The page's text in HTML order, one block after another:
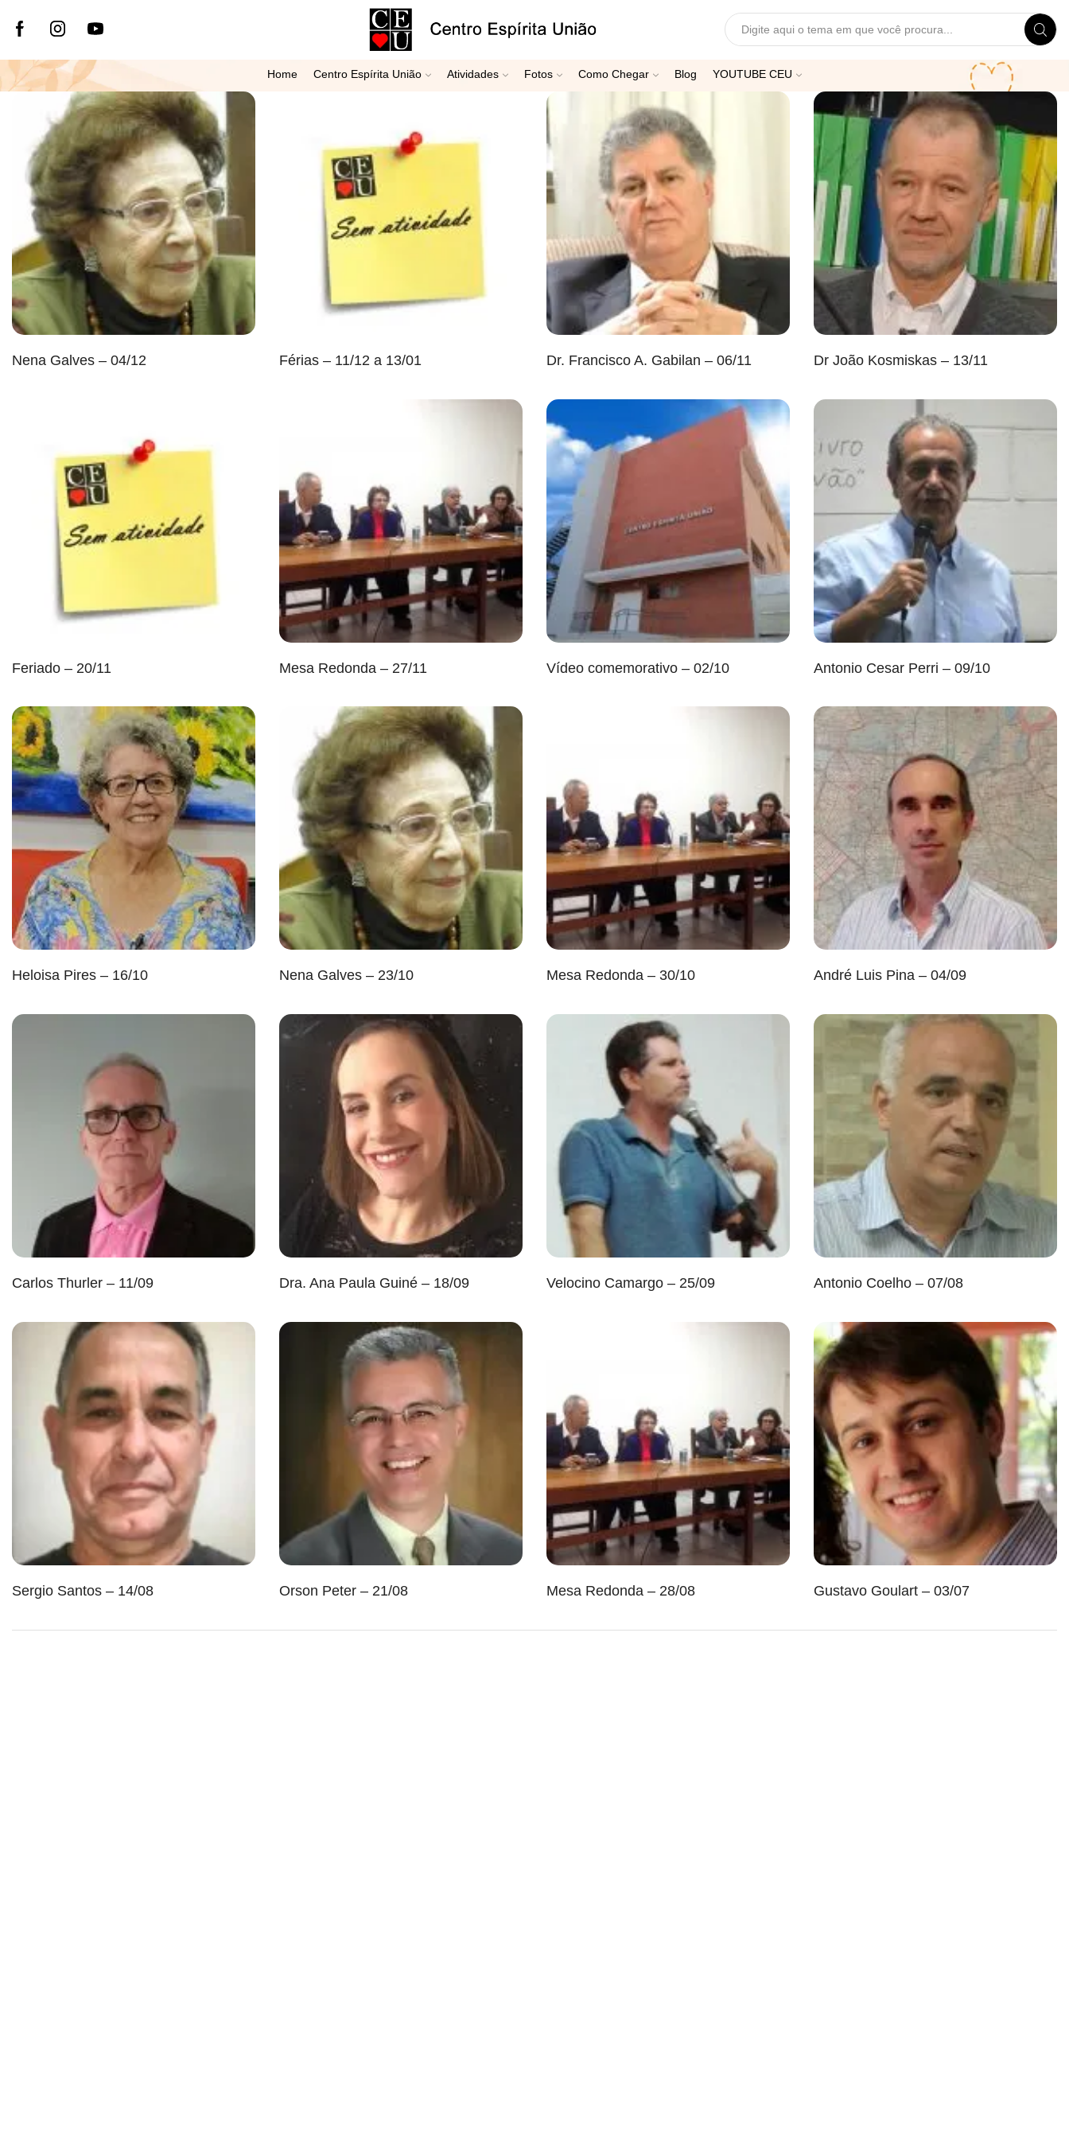
Search
Home
Centro Espírita União Atividades Fotos Como Chegar Blog YOUTUBE CEU
Nena Galves – 04/12 Férias – 11/12 a 13/01 Dr. Francisco A. Gabilan – 06/11 Dr João Kosmiskas – 13/11
Feriado – 20/11 Mesa Redonda – 27/11 Vídeo comemorativo – 02/10 Antonio Cesar Perri – 09/10
Heloisa Pires – 16/10 Nena Galves – 23/10 Mesa Redonda – 30/10 André Luis Pina – 04/09
Carlos Thurler – 11/09 Dra. Ana Paula Guiné – 18/09 Velocino Camargo – 25/09 Antonio Coelho – 07/08
Sergio Santos – 14/08 Orson Peter – 21/08 Mesa Redonda – 28/08 Gustavo Goulart – 03/07